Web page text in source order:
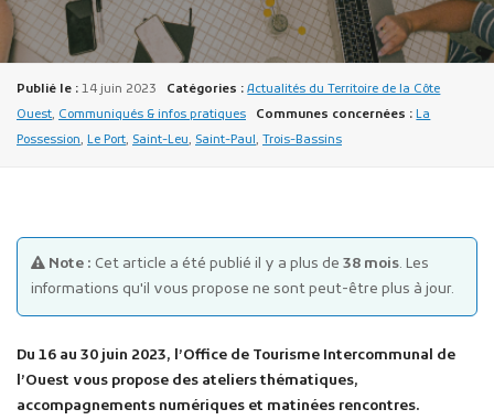
Plans d'accès
Publié le : 14 juin 2023 Catégories : Actualités du Territoire de la Côte
Ouest, Communiqués & infos pratiques Communes concernées : La
Possession, Le Port, Saint-Leu, Saint-Paul, Trois-Bassins
Note : Cet article a été publié il y a plus de 38 mois. Les
informations qu'il vous propose ne sont peut-être plus à jour.
Du 16 au 30 juin 2023, l’Office de Tourisme Intercommunal de
l’Ouest vous propose des ateliers thématiques,
accompagnements numériques et matinées rencontres.